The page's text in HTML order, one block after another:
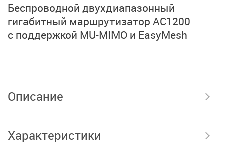
Беспроводной двухдиапазонный
гигабитный маршрутизатор AC1200
с поддержкой MU-MIMO и EasyMesh
Описание
Характеристики